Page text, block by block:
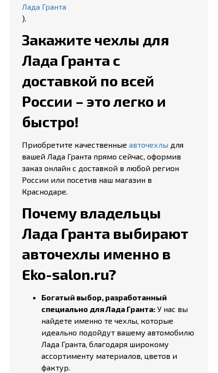
Лада Гранта
).
Закажите чехлы для
Лада Гранта с
доставкой по всей
России – это легко и
быстро!
Приобретите качественные авточехлы для
вашей Лада Гранта прямо сейчас, оформив
заказ онлайн с доставкой в любой регион
России или посетив наш магазин в
Краснодаре.
Почему владельцы
Лада Гранта выбирают
авточехлы именно в
Eko-salon.ru?
Богатый выбор, разработанный
специально для Лада Гранта: У нас вы
найдете именно те чехлы, которые
идеально подойдут вашему автомобилю
Лада Гранта, благодаря широкому
ассортименту материалов, цветов и
фактур.